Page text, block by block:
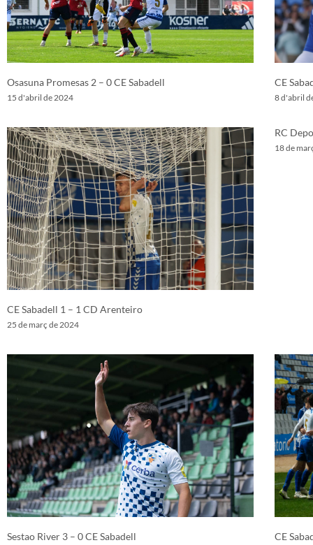
Osasuna Promesas 2 – 0 CE Sabadell
15 d'abril de 2024
CE
8 d'abril
CE Sabadell 1 – 1 CD Arenteiro
25 de març de 2024
RC
18 de
Sestao River 3 – 0 CE Sabadell CE